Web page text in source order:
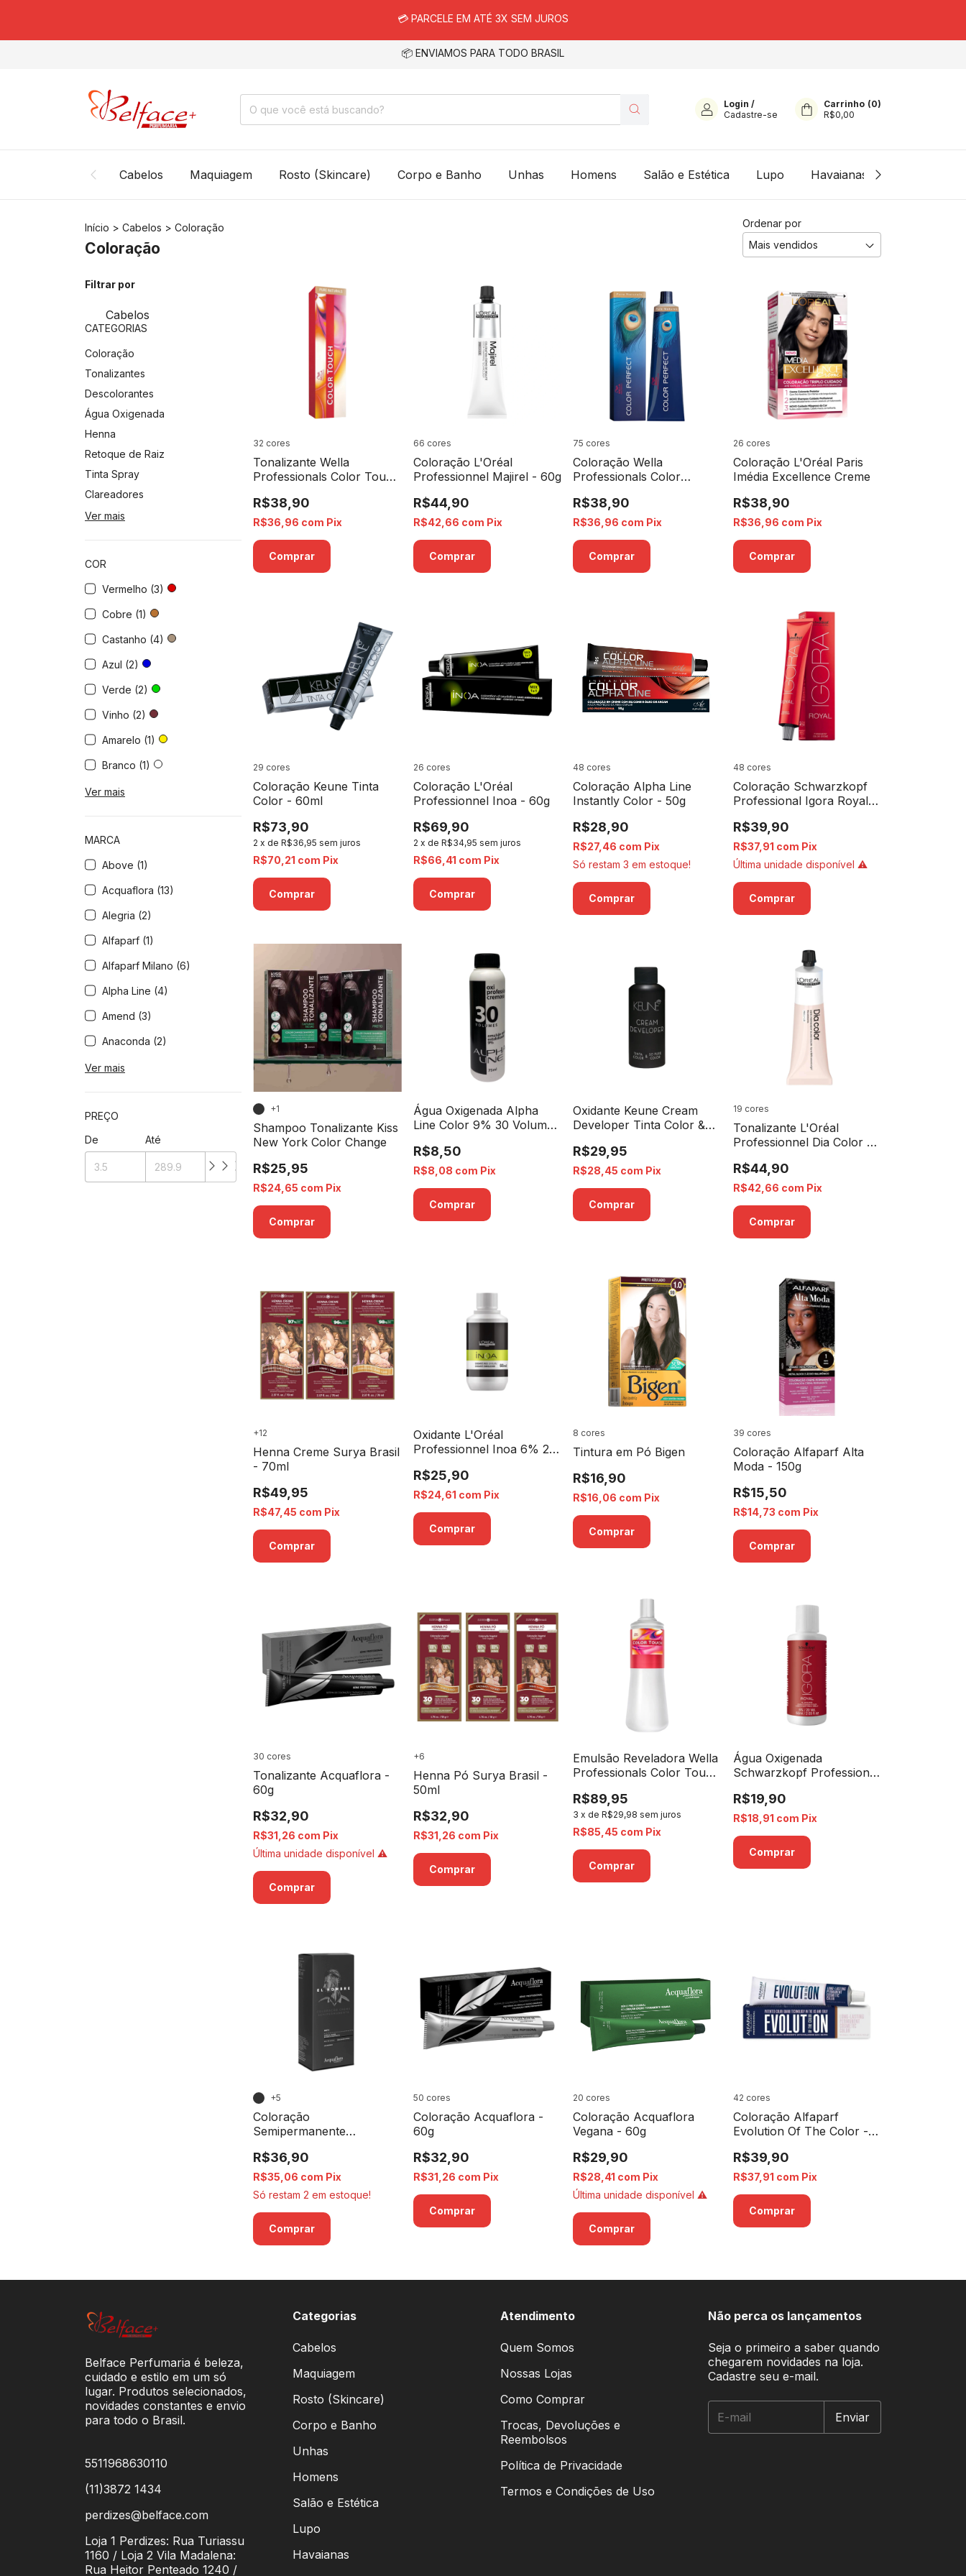
💳 PARCELE EM ATÉ 3X SEM JUROS
📦 ENVIAMOS PARA TODO BRASIL
Login /
Cadastre-se
Carrinho (0)
R$0,00
Cabelos Maquiagem Rosto (Skincare) Corpo e Banho Unhas Homens Salão e Estética Lupo Havaianas
Início > Cabelos > Coloração
Coloração
Ordenar por
Filtrar por
Cabelos
CATEGORIAS
Coloração
Tonalizantes
Descolorantes
Água Oxigenada
Henna
Retoque de Raiz
Tinta Spray
Clareadores
Ver mais
COR
Vermelho (3)
Cobre (1)
Castanho (4)
Azul (2)
Verde (2)
Vinho (2)
Amarelo (1)
Branco (1)
Ver mais
MARCA
Above (1)
Acquaflora (13)
Alegria (2)
Alfaparf (1)
Alfaparf Milano (6)
Alpha Line (4)
Amend (3)
Anaconda (2)
Ver mais
PREÇO
De
Até
Tonalizante Wella
Professionals Color Touch
R$38,90
R$36,96 com Pix
32 cores
Comprar
Coloração L'Oréal
Professionnel Majirel - 60g
R$44,90
R$42,66 com Pix
66 cores
Comprar
Coloração Wella
Professionals Color
R$38,90
R$36,96 com Pix
75 cores
Comprar
Coloração L'Oréal Paris
Imédia Excellence Creme
R$38,90
R$36,96 com Pix
26 cores
Comprar
Coloração Keune Tinta
Color - 60ml
R$73,90
2 x deR$36,95 sem juros
R$70,21 com Pix
29 cores
Comprar
Coloração L'Oréal
Professionnel Inoa - 60g
R$69,90
2 x de R$34,95 sem juros
R$66,41 com Pix
26 cores
Comprar
Coloração Alpha Line
Instantly Color - 50g
R$28,90
R$27,46 com Pix
Só restam3 em estoque!
48 cores
Comprar
Coloração Schwarzkopf
Professional Igora Royal -
R$39,90
R$37,91 com Pix
Última unidade disponível ⚠️
48 cores
Comprar
Shampoo Tonalizante Kiss
New York Color Change
R$25,95
R$24,65 com Pix
+1
Comprar
Água Oxigenada Alpha
Line Color 9% 30 Volumes
R$8,50
R$8,08 com Pix
Oxidante Keune Cream
Developer Tinta Color &
Volumes - 60ml
R$29,95
R$28,45 com Pix
Tonalizante L'Oréal
Professionnel Dia Color -
R$44,90
R$42,66 com Pix
19 cores
Comprar
Henna Creme Surya Brasil
- 70ml
R$49,95
R$47,45 com Pix
+12
Comprar
Oxidante L'Oréal
Professionnel Inoa 6% 20
R$25,90
R$24,61 com Pix
Tintura em Pó Bigen
R$16,90
R$16,06 com Pix
8 cores
Comprar
Coloração Alfaparf Alta
Moda - 150g
R$15,50
R$14,73 com Pix
39 cores
Comprar
Tonalizante Acquaflora -
60g
R$32,90
R$31,26 com Pix
Última unidade disponível ⚠️
30 cores
Comprar
Henna Pó Surya Brasil -
50ml
R$32,90
R$31,26 com Pix
+6
Comprar
Emulsão Reveladora Wella
Professionals Color Touch
R$89,95
3 x deR$29,98 sem juros
R$85,45 com Pix
Água Oxigenada
Schwarzkopf Professional
Volumes - 60ml
R$19,90
R$18,91 com Pix
Coloração
Semipermanente
R$36,90
R$35,06 com Pix
Só restam2 em estoque!
+5
Comprar
Coloração Acquaflora -
60g
R$32,90
R$31,26 com Pix
50 cores
Comprar
Coloração Acquaflora
Vegana - 60g
R$29,90
R$28,41 com Pix
Última unidade disponível ⚠️
20 cores
Comprar
Coloração Alfaparf
Evolution Of The Color -
R$39,90
R$37,91 com Pix
42 cores
Comprar
Belface Perfumaria é beleza,
cuidado e estilo em um só
lugar. Produtos selecionados,
novidades constantes e envio
para todo o Brasil.
5511968630110
(11)3872 1434
perdizes@belface.com
Loja 1 Perdizes: Rua Turiassu
1160 / Loja 2 Vila Madalena:
Rua Heitor Penteado 1240 /
Categorias
Cabelos
Maquiagem
Rosto (Skincare)
Corpo e Banho
Unhas
Homens
Salão e Estética
Lupo
Havaianas
Atendimento
Quem Somos
Nossas Lojas
Como Comprar
Trocas, Devoluções e
Reembolsos
Política de Privacidade
Termos e Condições de Uso
Não perca os lançamentos
Seja o primeiro a saber quando
chegarem novidades na loja.
Cadastre seu e-mail.